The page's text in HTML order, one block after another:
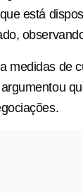
está
medidas de